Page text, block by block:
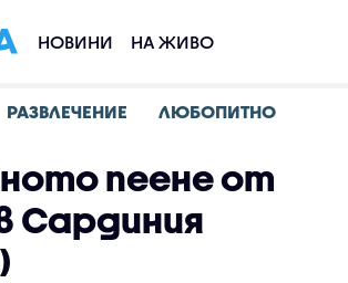
НОВИНИ НА ЖИВО
РАЗВЛЕЧЕНИЕ ЛЮБОПИТНО
пеене от
Сардиния